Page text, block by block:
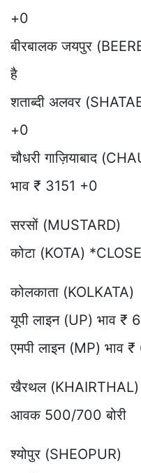
+0
बीरबालक जयपुर
है
शताब्दी अलवर
+0
चौधरी गाज़ियाबाद
भाव ₹ 3151 +0
सरसों (MUSTARD)
कोटा (KOTA)
कोलकाता (KOLKATA)
यूपी लाइन (UP) भाव
एमपी लाइन (MP) भाव
खैरथल
आवक 500/700 बोरी
श्योपुर (SHEOPUR)